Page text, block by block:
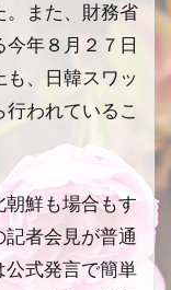
。また、財務省
年８月２７日
、日韓スワッ
われているこ
鮮も場合もす
者会見が普通
公式発言で簡単